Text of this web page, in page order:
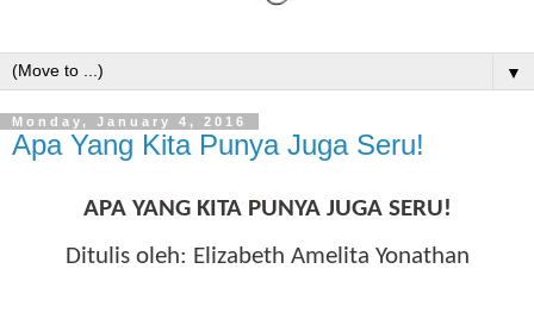
▼
Monday, January 4, 2016
Apa Yang Kita Punya Juga Seru!
APA YANG KITA PUNYA JUGA SERU!
Ditulis oleh: Elizabeth Amelita Yonathan